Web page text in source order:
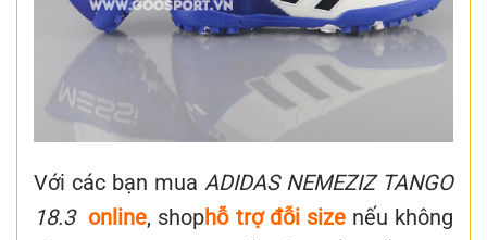
Với các bạn mua ADIDAS NEMEZIZ TANGO
18.3 online, shophỗ trợ đỗi sizenếu không